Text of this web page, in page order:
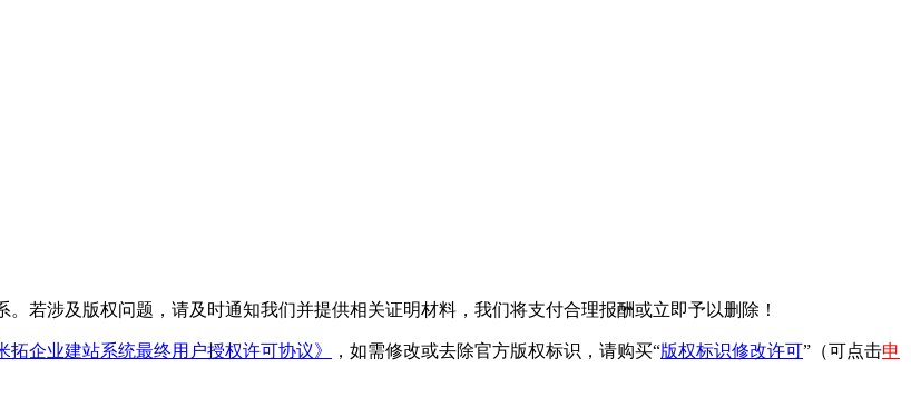
若涉及版权问题，请及时通知我们并提供相关证明材料，我们将支付合理报酬或立即予以删除！
拓企业建站系统最终用户授权许可协议》 ，如需修改或去除官方版权标识，请购买“版权标识修改许可”（可点击申